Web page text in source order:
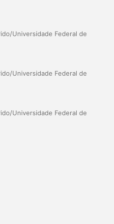
Universidade Federal de
Universidade Federal de
Universidade Federal de